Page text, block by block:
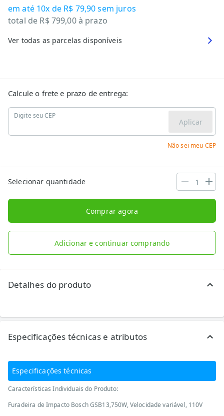
em até 10x de R$ 79,90sem juros
total de R$ 799,00à prazo
Ver todas as parcelas disponíveis
Calcule o frete e prazo de entrega:
Digite seu CEP
Aplicar
Não sei meu CEP
Selecionar quantidade
Comprar agora
Adicionar e continuar comprando
Detalhes do produto
Especificações técnicas e atributos
Especificações técnicas
Características Individuais do Produto:
Furadeira de Impacto Bosch GSB13,750W, Velocidade variável, 110V